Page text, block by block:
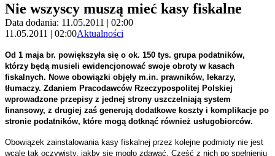
Nie wszyscy muszą mieć kasy fiskalne
Data dodania: 11.05.2011 | 02:00
11.05.2011 | 02:00Aktualności
Od 1 maja br. powiększyła się o ok. 150 tys. grupa podatników,
którzy będą musieli ewidencjonować swoje obroty w kasach
fiskalnych. Nowe obowiązki objęły m.in. prawników, lekarzy,
tłumaczy. Zdaniem Pracodawców Rzeczypospolitej Polskiej
wprowadzone przepisy z jednej strony uszczelniają system
finansowy, z drugiej zaś generują dodatkowe koszty i komplikacje po
stronie podatników, które mogą dotknąć również usługobiorców.
Obowiązek zainstalowania kasy fiskalnej przez kolejne podmioty nie jest
wcale tak oczywisty, jakby się mogło zdawać. Część z nich po spełnieniu